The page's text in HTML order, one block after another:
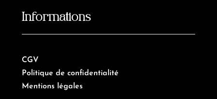
Informations
CGV
Politique de confidentialité
Mentions légales